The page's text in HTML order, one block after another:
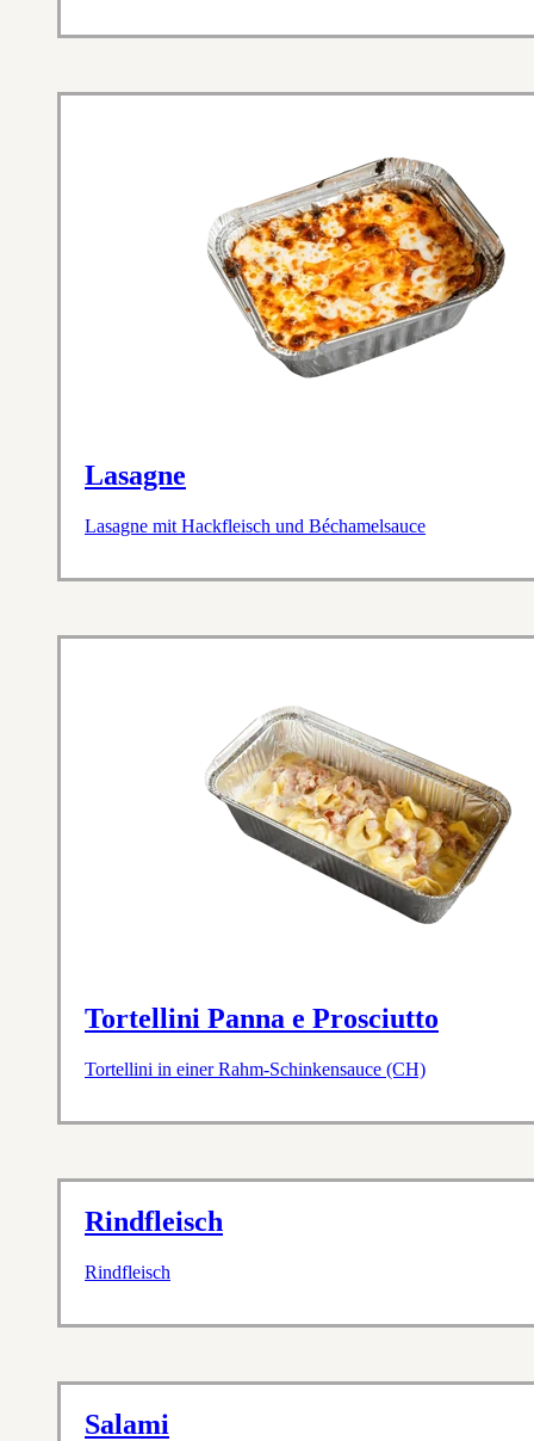
Lasagne
Lasagne mit Hackfleisch und Béchamelsauce
Tortellini Panna e Prosciutto
Tortellini in einer Rahm-Schinkensauce (CH)
Rindfleisch
Rindfleisch
Salami